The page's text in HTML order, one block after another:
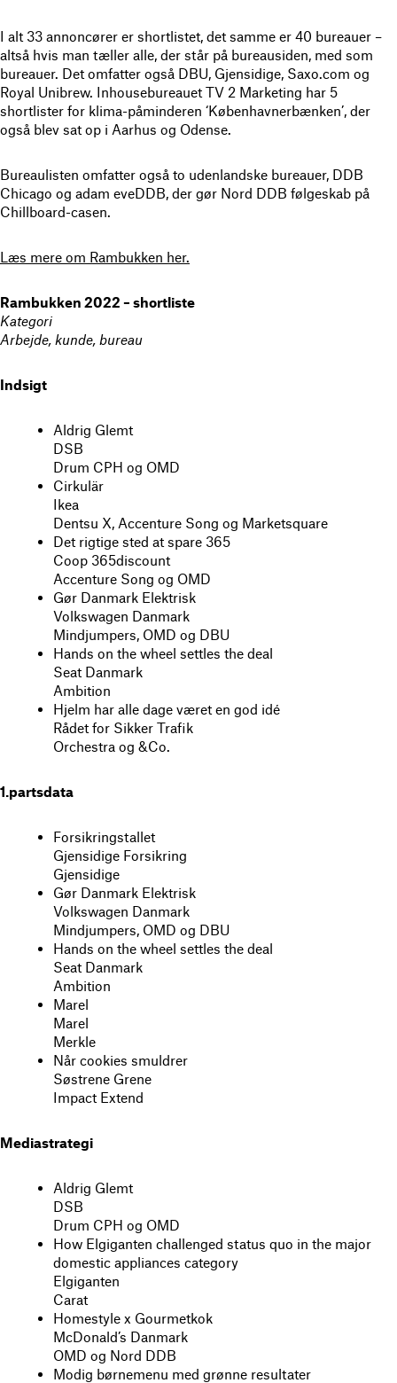
I alt 33 annoncører er shortlistet, det samme er 40 bureauer –
altså hvis man tæller alle, der står på bureausiden, med som
bureauer. Det omfatter også DBU, Gjensidige, Saxo.com og
Royal Unibrew. Inhousebureauet TV 2 Marketing har 5
shortlister for klima-påminderen ‘Københavnerbænken’, der
også blev sat op i Aarhus og Odense.
Bureaulisten omfatter også to udenlandske bureauer, DDB
Chicago og adam eveDDB, der gør Nord DDB følgeskab på
Chillboard-casen.
Læs mere om Rambukken her.
Rambukken 2022 – shortliste
Kategori
Arbejde, kunde, bureau
Indsigt
Aldrig Glemt
DSB
Drum CPH og OMD
Cirkulär
Ikea
Dentsu X, Accenture Song og Marketsquare
Det rigtige sted at spare 365
Coop 365discount
Accenture Song og OMD
Gør Danmark Elektrisk
Volkswagen Danmark
Mindjumpers, OMD og DBU
Hands on the wheel settles the deal
Seat Danmark
Ambition
Hjelm har alle dage været en god idé
Rådet for Sikker Trafik
Orchestra og &Co.
1.partsdata
Forsikringstallet
Gjensidige Forsikring
Gjensidige
Gør Danmark Elektrisk
Volkswagen Danmark
Mindjumpers, OMD og DBU
Hands on the wheel settles the deal
Seat Danmark
Ambition
Marel
Marel
Merkle
Når cookies smuldrer
Søstrene Grene
Impact Extend
Mediastrategi
Aldrig Glemt
DSB
Drum CPH og OMD
How Elgiganten challenged status quo in the major
domestic appliances category
Elgiganten
Carat
Homestyle x Gourmetkok
McDonald’s Danmark
OMD og Nord DDB
Modig børnemenu med grønne resultater